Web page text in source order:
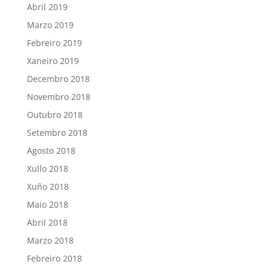
Abril 2019
Marzo 2019
Febreiro 2019
Xaneiro 2019
Decembro 2018
Novembro 2018
Outubro 2018
Setembro 2018
Agosto 2018
Xullo 2018
Xuño 2018
Maio 2018
Abril 2018
Marzo 2018
Febreiro 2018